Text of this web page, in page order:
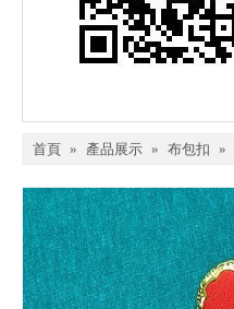
首頁 » 產品展示 » 布包扣 »